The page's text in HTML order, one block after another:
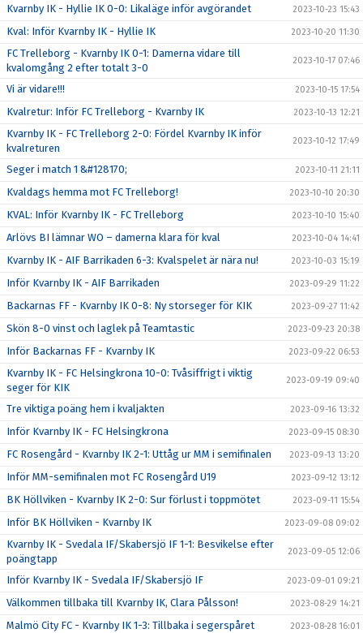
Kvarnby IK - Hyllie IK 0-0: Likaläge inför avgörandet 2023-10-23 15:43
Kval: Inför Kvarnby IK - Hyllie IK 2023-10-20 11:30
FC Trelleborg - Kvarnby IK 0-1: Damerna vidare till
kvalomgång 2 efter totalt 3-0
2023-10-17 07:46
Vi är vidare!!! 2023-10-15 17:54
Kvalretur: Inför FC Trelleborg - Kvarnby IK 2023-10-13 12:21
Kvarnby IK - FC Trelleborg 2-0: Fördel Kvarnby IK inför
kvalreturen
2023-10-12 17:49
Seger i match 1 &#128170; 2023-10-11 21:11
Kvaldags hemma mot FC Trelleborg! 2023-10-10 20:30
KVAL: Inför Kvarnby IK - FC Trelleborg 2023-10-10 15:40
Arlövs BI lämnar WO – damerna klara för kval 2023-10-04 14:41
Kvarnby IK - AIF Barrikaden 6-3: Kvalspelet är nära nu! 2023-10-03 15:19
Inför Kvarnby IK - AIF Barrikaden 2023-09-29 11:22
Backarnas FF - Kvarnby IK 0-8: Ny storseger för KIK 2023-09-27 11:42
Skön 8-0 vinst och laglek på Teamtastic 2023-09-23 20:38
Inför Backarnas FF - Kvarnby IK 2023-09-22 06:53
Kvarnby IK - FC Helsingkrona 10-0: Tvåsiffrigt i viktig
seger för KIK
2023-09-19 09:40
Tre viktiga poäng hem i kvaljakten 2023-09-16 13:32
Inför Kvarnby IK - FC Helsingkrona 2023-09-15 08:30
FC Rosengård - Kvarnby IK 2-1: Uttåg ur MM i semifinalen 2023-09-13 13:20
Inför MM-semifinalen mot FC Rosengård U19 2023-09-12 13:12
BK Höllviken - Kvarnby IK 2-0: Sur förlust i toppmötet 2023-09-11 15:54
Inför BK Höllviken - Kvarnby IK 2023-09-08 09:02
Kvarnby IK - Svedala IF/Skabersjö IF 1-1: Besvikelse efter
poängtapp
2023-09-05 12:06
Inför Kvarnby IK - Svedala IF/Skabersjö IF 2023-09-01 09:21
Välkommen tillbaka till Kvarnby IK, Clara Pålsson! 2023-08-29 14:21
Malmö City FC - Kvarnby IK 1-3: Tillbaka i segerspåret 2023-08-28 16:01